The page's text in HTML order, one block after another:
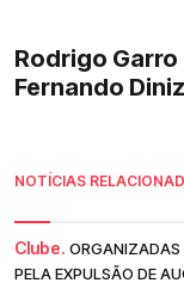
Rodrigo
Fernando Diniz
NOTÍCIAS
Clube.
PELA EXPULSÃO DE